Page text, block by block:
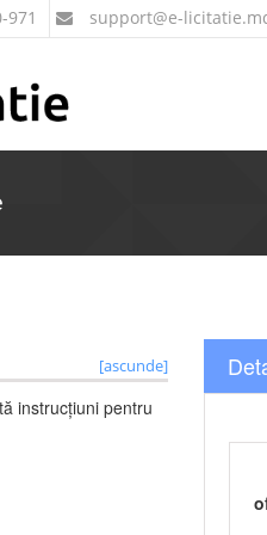
971 support@e-
[ascunde]
instrucțiuni pentru